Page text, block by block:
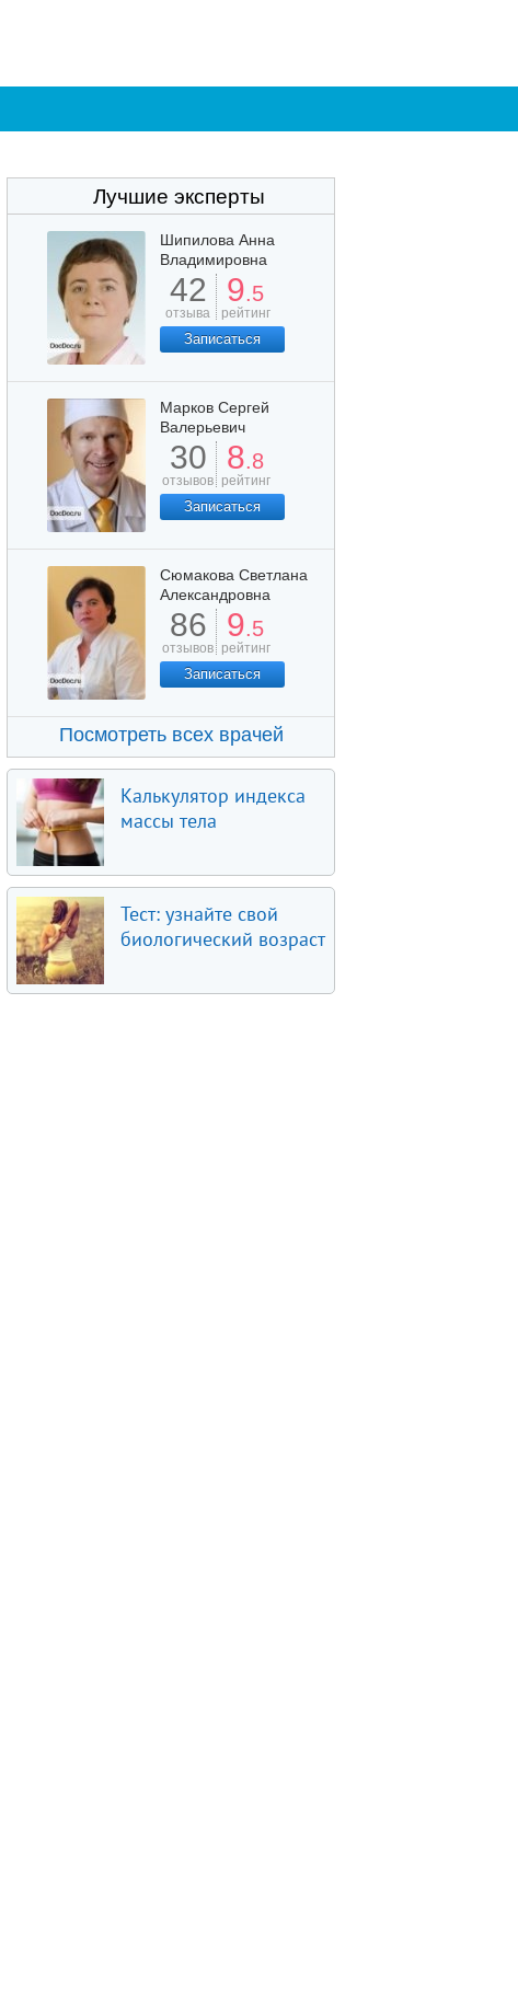
Лучшие эксперты
Шипилова Анна
Владимировна
42
отзыва
9.5
рейтинг
Записаться
Марков Сергей
Валерьевич
30
отзывов
8.8
рейтинг
Записаться
Сюмакова Светлана
Александровна
86
отзывов
9.5
рейтинг
Записаться
Посмотреть всех врачей
Калькулятор индекса
массы тела
Тест: узнайте свой
биологический возраст